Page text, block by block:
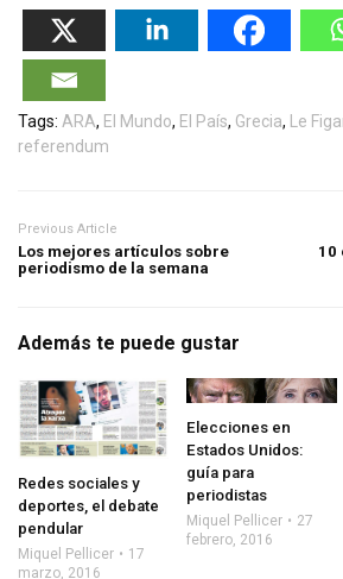
Tags: ARA, El Mundo, El País, Grecia, Le
referendum
Previous Article
Los mejores artículos sobre
periodismo de la semana
10
Además te puede gustar
Redes sociales y
deportes, el debate
pendular
Miquel Pellicer
17
marzo, 2016
Elecciones en
Estados Unidos:
guía para
periodistas
Miquel Pellicer
27
febrero, 2016